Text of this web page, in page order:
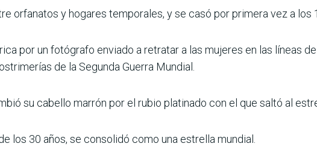
orfanatos y hogares temporales, y se casó por primera vez a los
por un fotógrafo enviado a retratar a las mujeres en las líneas
de la Segunda Guerra Mundial.
su cabello marrón por el rubio platinado con el que saltó al
los 30 años, se consolidó como una estrella mundial.